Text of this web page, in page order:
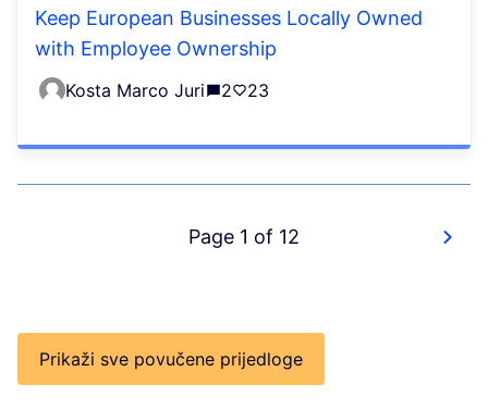
Keep European Businesses Locally Owned
with Employee Ownership
Kosta Marco Juri 2 23
Page 1 of 12
Prikaži sve povučene prijedloge